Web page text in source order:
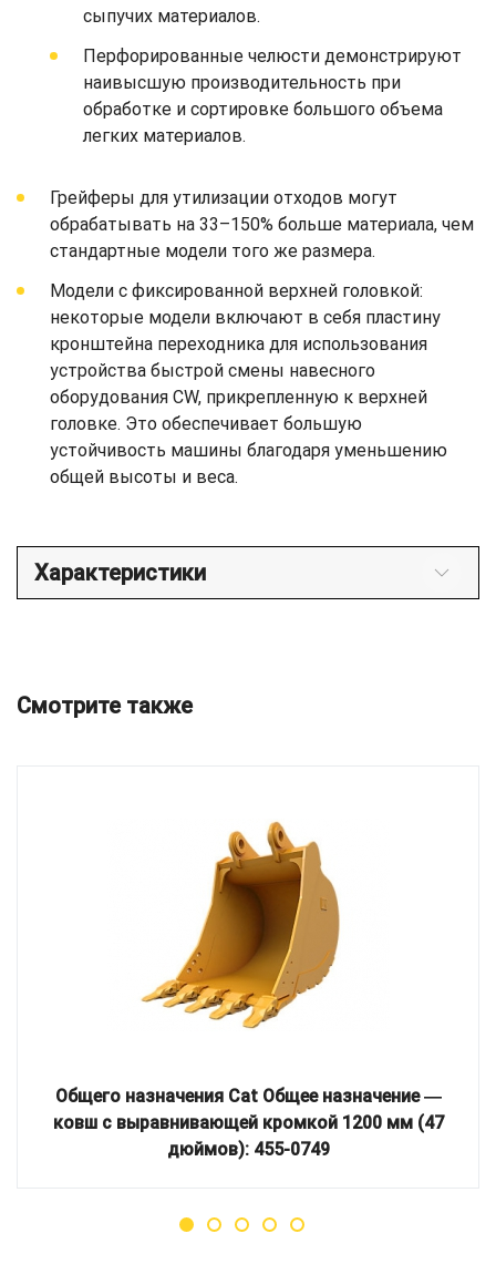
сыпучих материалов.
Перфорированные челюсти демонстрируют
наивысшую производительность при
обработке и сортировке большого объема
легких материалов.
Грейферы для утилизации отходов могут
обрабатывать на 33–150% больше материала, чем
стандартные модели того же размера.
Модели с фиксированной верхней головкой:
некоторые модели включают в себя пластину
кронштейна переходника для использования
устройства быстрой смены навесного
оборудования CW, прикрепленную к верхней
головке. Это обеспечивает большую
устойчивость машины благодаря уменьшению
общей высоты и веса.
Характеристики
Смотрите также
Общего назначения Cat Общее назначение ―
ковш с выравнивающей кромкой 1200 мм (47
дюймов): 455-0749